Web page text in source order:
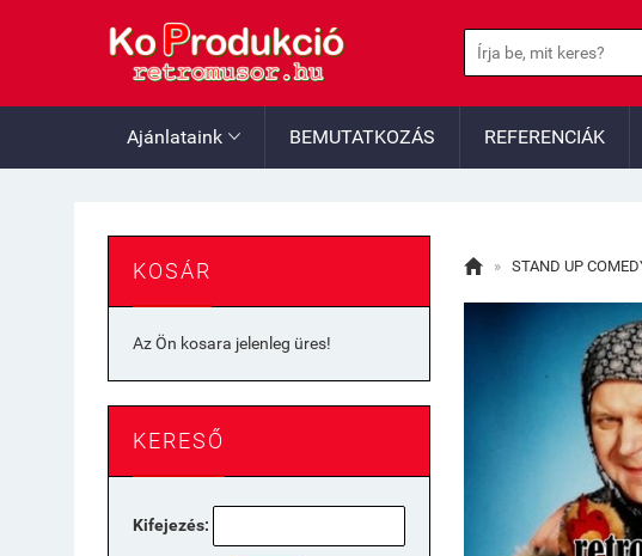
Ajánlataink  BEMUTATKOZÁS REFERENCIÁK
KOSÁR
Az Ön kosara jelenleg üres!
KERESŐ
Kifejezés:
 » STAND UP